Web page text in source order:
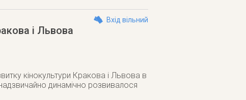
Вхід вільний
і Львова
кінокультури Кракова і Львова в
динамічно розвивалося